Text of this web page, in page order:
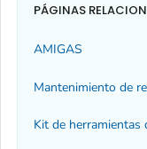
PÁGINAS
AMIGAS
Mantenimiento de
Kit de herramientas